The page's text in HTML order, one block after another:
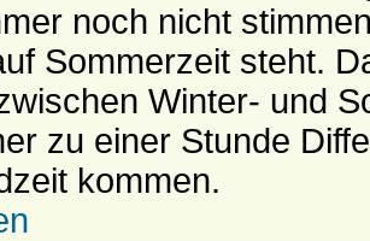
noch nicht
Sommerzeit steht.
Winter- und
zu einer Stunde
kommen.